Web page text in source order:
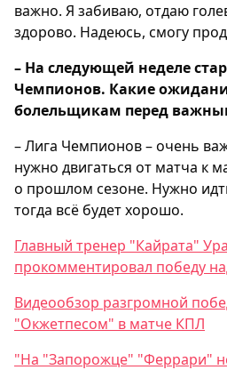
важно. Я забиваю, отдаю
здорово. Надеюсь, смогу
– На следующей неделе
Чемпионов. Какие
болельщикам перед
– Лига Чемпионов – очень
нужно двигаться от матча к
о прошлом сезоне. Нужно
тогда всё будет хорошо.
Главный тренер "Кайрата"
прокомментировал победу
Видеообзор разгромной
"Окжетпесом" в матче КПЛ
"На "Запорожце" "Феррари"